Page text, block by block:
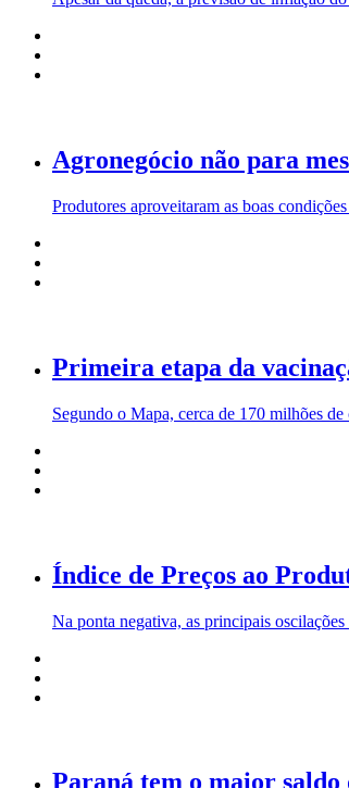
Agronegócio não para
Produtores aproveitaram as boas
Primeira etapa da
Segundo o Mapa, cerca de 170 milhões
Índice de Preços ao
Na ponta negativa, as principais
Paraná tem o maior saldo